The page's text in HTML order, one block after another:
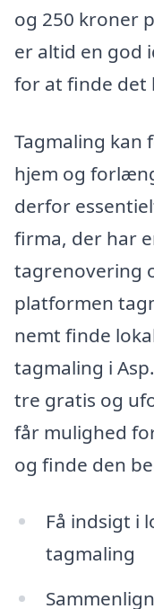
og 250 kroner
er altid en god
for at finde det
Tagmaling kan
hjem og
derfor
firma, der har
tagrenovering
platformen
nemt finde
tagmaling i
tre gratis og
får mulighed
og finde den
Få indsigt i
tagmaling